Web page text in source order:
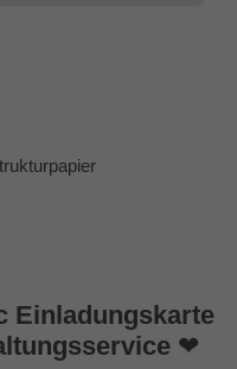
Einladungskarte
❤